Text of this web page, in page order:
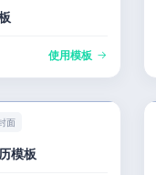
使用模板
面
模板